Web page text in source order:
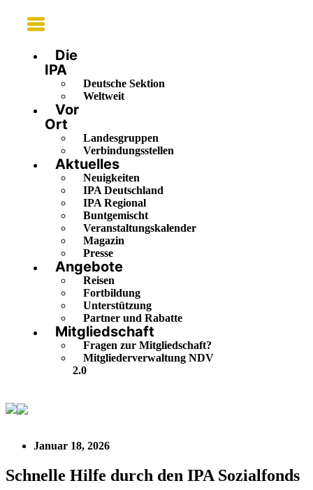
Main
Menu
Die
IPA
Deutsche Sektion
Weltweit
Vor
Ort
Landesgruppen
Verbindungsstellen
Aktuelles
Neuigkeiten
IPA Deutschland
IPA Regional
Buntgemischt
Veranstaltungskalender
Magazin
Presse
Angebote
Reisen
Fortbildung
Unterstützung
Partner und Rabatte
Mitgliedschaft
Fragen zur Mitgliedschaft?
Mitgliederverwaltung NDV
2.0
Januar 18, 2026
Schnelle Hilfe durch den IPA Sozialfonds